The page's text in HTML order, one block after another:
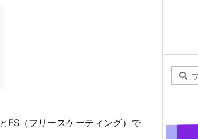
FS（フリースケーティング）で